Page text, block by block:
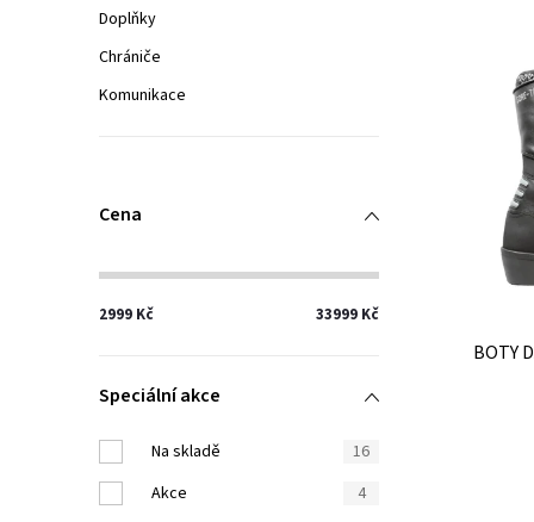
Doplňky
Chrániče
Komunikace
Cena
2999 Kč 33999 Kč
Speciální akce
Na skladě
16
Akce
4
BOTY